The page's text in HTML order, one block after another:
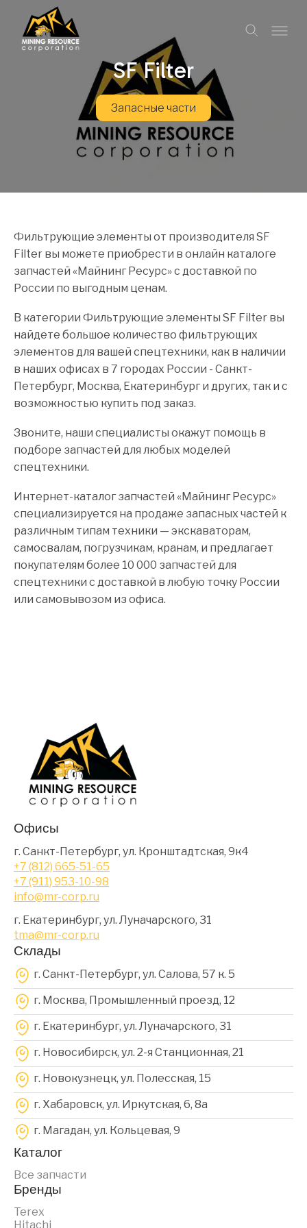
SF Filter
Запасные части
Фильтрующие элементы от производителя SF
Filter вы можете приобрести в онлайн каталоге
запчастей «Майнинг Ресурс» с доставкой по
России по выгодным ценам.
В категории Фильтрующие элементы SF Filter вы
найдете большое количество фильтрующих
элементов для вашей спецтехники, как в наличии
в наших офисах в 7 городах России - Санкт-
Петербург, Москва, Екатеринбург и других, так и с
возможностью купить под заказ.
Звоните, наши специалисты окажут помощь в
подборе запчастей для любых моделей
спецтехники.
Интернет-каталог запчастей «Майнинг Ресурс»
специализируется на продаже запасных частей к
различным типам техники — экскаваторам,
самосвалам, погрузчикам, кранам, и предлагает
покупателям более 10 000 запчастей для
спецтехники с доставкой в любую точку России
или самовывозом из офиса.
Офисы
г. Санкт-Петербург, ул. Кронштадтская, 9к4
+7 (812) 665-51-65
+7 (911) 953-10-98
info@mr-corp.ru
г. Екатеринбург, ул. Луначарского, 31
tma@mr-corp.ru
Склады
г. Санкт-Петербург, ул. Салова, 57 к. 5
г. Москва, Промышленный проезд, 12
г. Екатеринбург, ул. Луначарского, 31
г. Новосибирск, ул. 2-я Станционная, 21
г. Новокузнецк, ул. Полесская, 15
г. Хабаровск, ул. Иркутская, 6, 8a
г. Магадан, ул. Кольцевая, 9
Каталог
Все запчасти
Бренды
Terex
Hitachi